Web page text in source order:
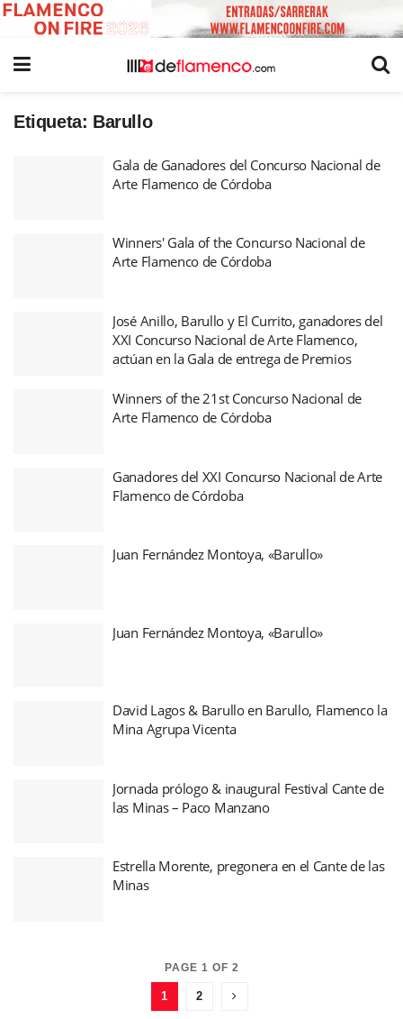
Etiqueta: Barullo
Gala de Ganadores del Concurso Nacional de
Arte Flamenco de Córdoba
Winners' Gala of the Concurso Nacional de
Arte Flamenco de Córdoba
José Anillo, Barullo y El Currito, ganadores del
XXI Concurso Nacional de Arte Flamenco,
actúan en la Gala de entrega de Premios
Winners of the 21st Concurso Nacional de
Arte Flamenco de Córdoba
Ganadores del XXI Concurso Nacional de Arte
Flamenco de Córdoba
Juan Fernández Montoya, «Barullo»
Juan Fernández Montoya, «Barullo»
David Lagos & Barullo en Barullo, Flamenco la
Mina Agrupa Vicenta
Jornada prólogo & inaugural Festival Cante de
las Minas – Paco Manzano
Estrella Morente, pregonera en el Cante de las
Minas
PAGE 1 OF 2
1 2